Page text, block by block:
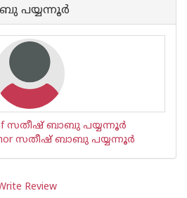
പയ്യന്നൂര്‍
of സതീഷ് ബാബു പയ്യന്നൂര്‍
സതീഷ് ബാബു പയ്യന്നൂര്‍
Review